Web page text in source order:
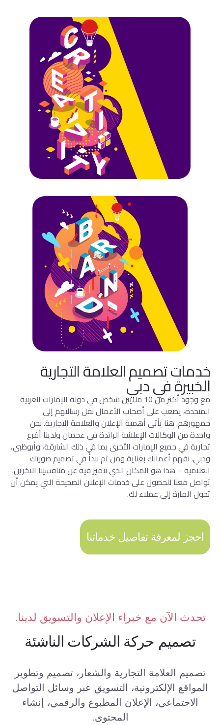
خدمات تصميم العلامة التجارية
الخبيرة في دبيمع وجود أكثر من 10 ملايين شخص في دولة الإمارات العربية
المتحدة، يصعب على أصحاب الأعمال نقل رسالتهم إلى
جمهورهم. هنا يأتي أهمية الإعلان والعلامة التجارية. نحن
واحدة من الوكالات الإعلانية الرائدة في عجمان ولدينا أفرع
تجارية في جميع الإمارات الأخرى بما في ذلك الشارقة، وأبوظبي،
ودبي. نفهم أعمالك بعناية ومن ثم نبدأ في تصميم صورتك
العلامية – هذا هو المكان الذي نتميز فيه عن منافسينا الآخرين.
تواصل معنا للحصول على خدمات الإعلان الصحيحة التي يمكن أن
تحول المارة إلى عملاء لك.
احجز لمعرفة تفاصيل خدماتنا
تحدث الآن مع خبراء الإعلان والتسويق لدينا.
تصميم حركة الشركات الناشئة
تصميم العلامة التجارية والشعار، تصميم وتطوير
المواقع الإلكترونية، التسويق عبر وسائل التواصل
الاجتماعي، الإعلان المطبوع والرقمي، إنشاء
المحتوى.